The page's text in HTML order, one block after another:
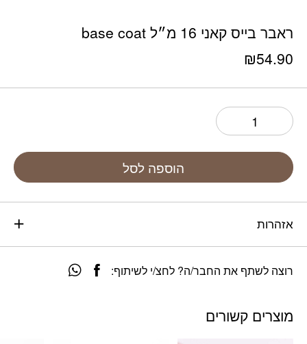
ראבר בייס קאני 16 מ״ל base coat
₪54.90
הוספה לסל
אזהרות
רוצה לשתף את החבר/ה? לחצ/י לשיתוף:
מוצרים קשורים